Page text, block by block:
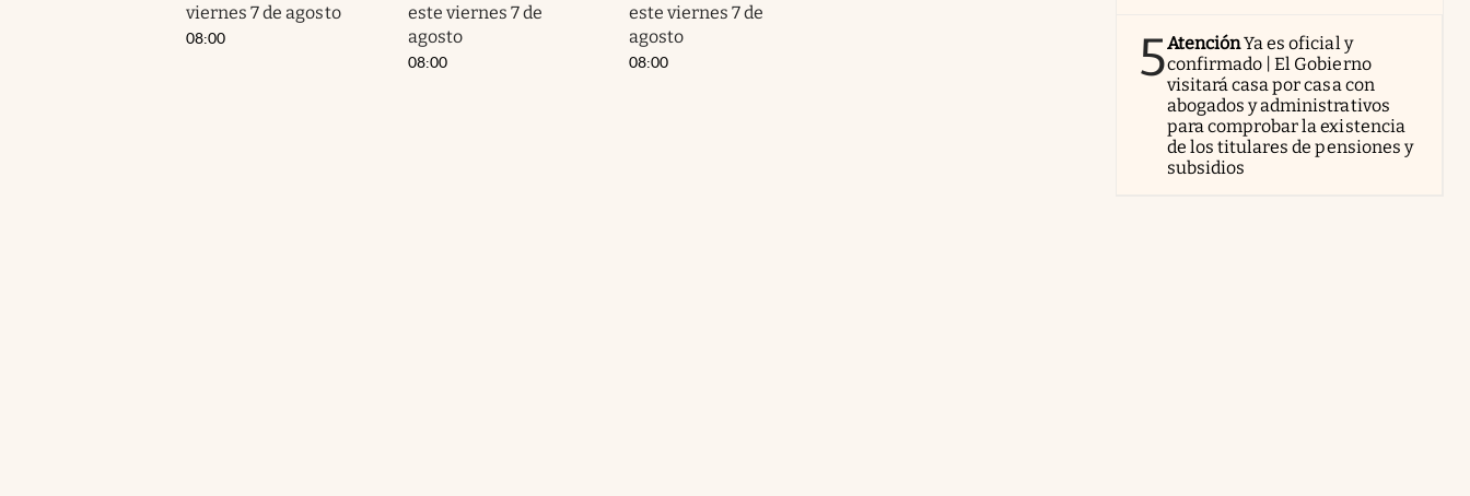
viernes 7 de agosto
08:00
este viernes 7 de
agosto
08:00
este viernes 7 de
agosto
08:00 5AtenciónYa es oficial y
confirmado | El Gobierno
visitará casa por casa con
abogados y administrativos
para comprobar la existencia
de los titulares de pensiones y
subsidios